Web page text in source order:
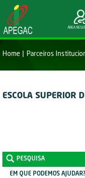
ÁREA
Home Parceiros
ESCOLA SUPERIOR
PESQUISA
EM QUE PODEMOS AJUDAR?